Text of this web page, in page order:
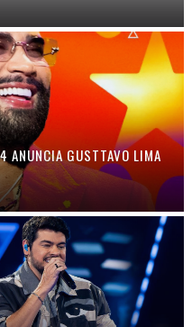
ANUNCIA GUSTTAVO LIMA